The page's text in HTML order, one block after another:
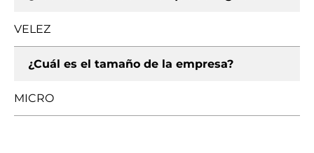
VELEZ
¿Cuál es el tamaño de la empresa?
MICRO